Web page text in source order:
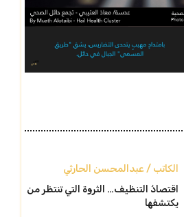
الكاتب / عبدالمحسن الحارثي
اقتصادُ التنظيف… الثروة التي تنتظر من
يكتشفها